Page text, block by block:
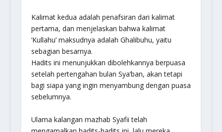
Kalimat kedua adalah penafsiran dari kalimat
pertama, dan menjelaskan bahwa kalimat
‘Kullahu’ maksudnya adalah Ghalibuhu, yaitu
sebagian besarnya.
Hadits ini menunjukkan dibolehkannya berpuasa
setelah pertengahan bulan Sya’ban, akan tetapi
bagi siapa yang ingin menyambung dengan puasa
sebelumnya.
Ulama kalangan mazhab Syafii telah